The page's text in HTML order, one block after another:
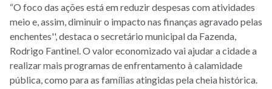
“O foco das ações está em reduzir despesas com atividades
meio e, assim, diminuir o impacto nas finanças agravado pelas
enchentes'', destaca o secretário municipal da Fazenda,
Rodrigo Fantinel. O valor economizado vai ajudar a cidade a
realizar mais programas de enfrentamento à calamidade
pública, como para as famílias atingidas pela cheia histórica.